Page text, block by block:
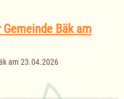
Bäk am
am 23.04.2026